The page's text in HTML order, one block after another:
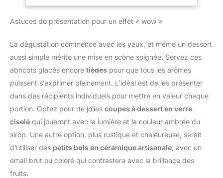
température avec flamme
réglable, ce chalumeau
seulement idéal pour la
cuisson, la cuisson sous
vide, la saisie de viande
et le barbecue, il
pour le soudage,
l'artisanat, le bricolage de
bijoux et le camping.
Modes flamme réglable
technologie d'allumage
piézoélectrique permet
Rechargeable et
chalumeau gaz est
rechargeable !
L'adaptateur inclus le
rend compatible avec la
plupart des cartouches
de gaz standard (bec
long ou court). La
pas les recharge gaz
pour des raisons de
sécurité. Économique et
écologique. Polyvalence
bien plus encore. Le
est aussi bien apprécié
des Chefs que des
pour sa précision unique
et sa découpe sans
effort. Le manche
ergonomique en soft-
maximum de confort
durant la découpe et les
embouts en caoutchouc
offrent une meilleure
Astuces de présentation pour un effet « wow »
La dégustation commence avec les yeux, et même un dessert
aussi simple mérite une mise en scène soignée. Servez ces
abricots glacés encore tièdes pour que tous les arômes
puissent s’exprimer pleinement. L’idéal est de les présenter
dans des récipients individuels pour mettre en valeur chaque
portion. Optez pour de jolies coupes à dessert en verre
ciselé qui joueront avec la lumière et la couleur ambrée du
sirop. Une autre option, plus rustique et chaleureuse, serait
d’utiliser des petits bols en céramique artisanale , avec un
émail brut ou coloré qui contrastera avec la brillance des
fruits.